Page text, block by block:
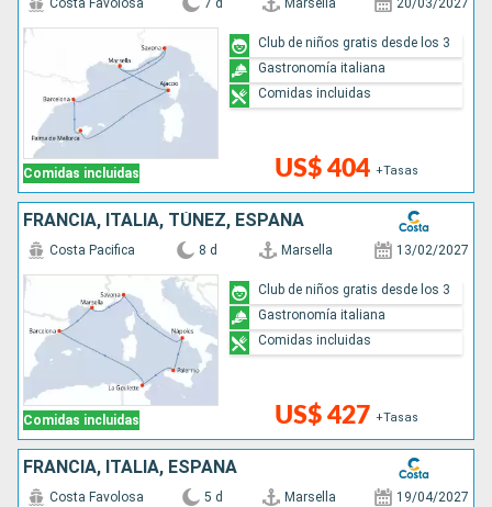
Comidas incluidas
Costa Favolosa 7 d Marsella 20/03/2027
US$ 404 +Tasas
Club de niños gratis desde los 3
Gastronomía italiana
Comidas incluidas
FRANCIA, ITALIA, TÚNEZ, ESPAÑA
Comidas incluidas
Costa Pacifica 8 d Marsella 13/02/2027
US$ 427 +Tasas
Club de niños gratis desde los 3
Gastronomía italiana
Comidas incluidas
FRANCIA, ITALIA, ESPAÑA
Costa Favolosa 5 d Marsella 19/04/2027